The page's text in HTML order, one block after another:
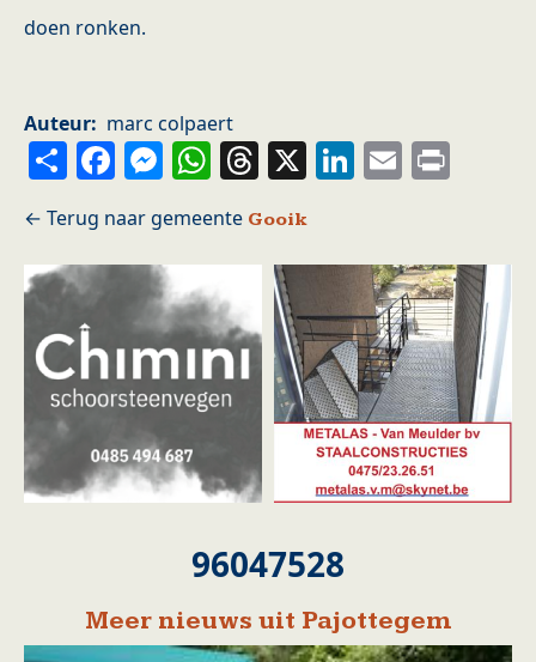
doen ronken.
Auteur marc colpaert
ShareFacebook
Messenger
WhatsApp
Threads
X LinkedIn
Email
Gooik
96047528
Meer nieuws uit Pajottegem